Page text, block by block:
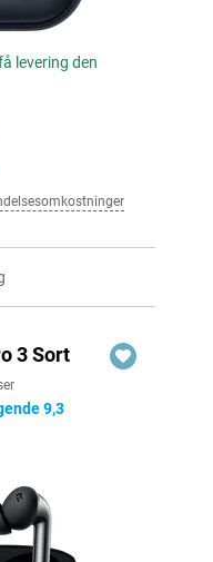
levering den
3 Sort
9,3